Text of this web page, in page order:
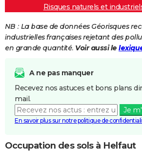
COPAINS D'AVANT
AVIS DE DÉCÈS
Risques naturels et
NB : La base de données Géorisques
industrielles françaises rejetant des
en grande quantité. Voir aussi le
A ne pas manquer
Recevez nos astuces et bons plans
mail.
Je
En savoir plus sur notre politique de
Occupation des sols à Helfaut